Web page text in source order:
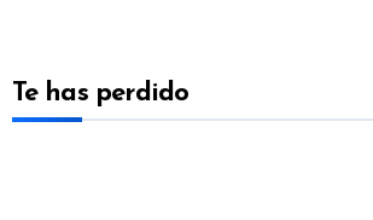
Te has perdido